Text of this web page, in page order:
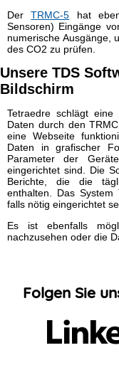
DerTRMC-5 hat
Sensoren) Eingänge
numerische Ausgänge,
des CO2 zu prüfen.
Unsere TDS
Bildschirm
Tetraedre schlägt
Daten durch den
eine Webseite
Daten in grafischer
Parameter der
eingerichtet sind. Die
Berichte, die die
enthalten. Das
falls nötig eingerichtet
Es ist ebenfalls
nachzusehen oder die